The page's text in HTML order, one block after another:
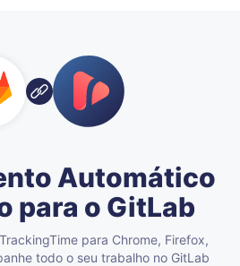
Automático
para o GitLab
para Chrome, Firefox,
todo o seu trabalho no GitLab